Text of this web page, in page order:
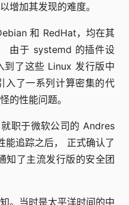
增加其发现的难度。
和 RedHat，均在其
由于 systemd 的插件设
到了这些 Linux 发行版中
入了一系列计算密集的代
的性能问题。
职于微软公司的 Andres
能追踪之后， 正式确认了
知了主流发行版的安全团
。当时是太平洋时间的中